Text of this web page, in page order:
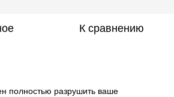
К сравнению
полностью разрушить ваше